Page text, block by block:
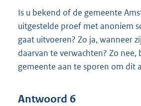
Is u bekend of de gemeente
uitgestelde proef met anoniem
gaat uitvoeren? Zo ja, wanneer
daarvan te verwachten? Zo
gemeente aan te sporen om dit
Antwoord 6